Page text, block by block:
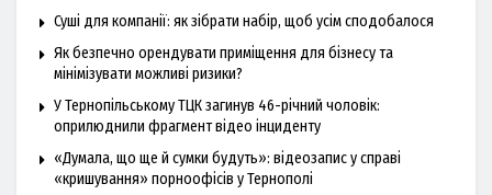
Суші для компанії: як зібрати набір, щоб усім сподобалося
Як безпечно орендувати приміщення для бізнесу та
мінімізувати можливі ризики?
У Тернопільському ТЦК загинув 46-річний чоловік:
оприлюднили фрагмент відео інциденту
«Думала, що ще й сумки будуть»: відеозапис у справі
«кришування» порноофісів у Тернополі